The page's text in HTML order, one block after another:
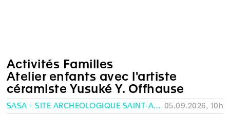
Activités Familles
Atelier enfants avec l'artiste
céramiste Yusuké Y. Offhause
SASA - SITE ARCHÉOLOGIQUE SAINT-ANTOINE, GENÈVE 05.09.2026, 10h